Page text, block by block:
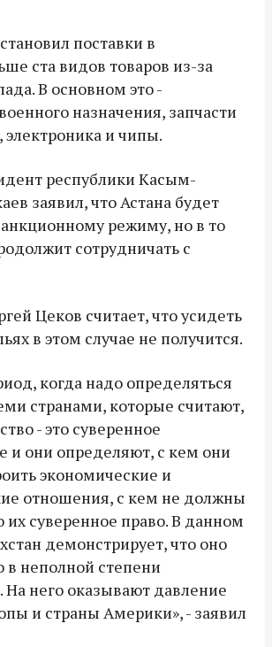
поставки в
ста видов товаров из-за
В основном это -
назначения, запчасти
электроника и чипы.
республики Касым-
заявил, что Астана будет
режиму, но в то
сотрудничать с
Цеков считает, что усидеть
в этом случае не получится.
когда надо определяться
странами, которые считают,
- это суверенное
и они определяют, с кем они
экономические и
отношения, с кем не должны
их суверенное право. В данном
демонстрирует, что оно
в неполной степени
На него оказывают давление
и страны Америки», - заявил